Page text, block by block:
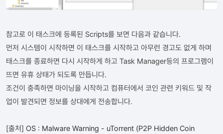
참고로 이 태스크에 등록된 Scripts를 보면 다음과 같습니다.
먼저 시스템이 시작하면 이 태스크를 시작하고 아무런 경고도 없게 하며
태스크를 종료하면 다시 시작하게 하고 Task Manager등의 프로그램이
뜨면 유휴 상태가 되도록 만듭니다.
조건이 충족하면 마이닝을 시작하고 컴퓨터에서 코인 관련 키워드 및 작
업이 발견되면 정보를 상대에게 전송합니다.
[출처] OS : Malware Warning - uTorrent (P2P Hidden Coin